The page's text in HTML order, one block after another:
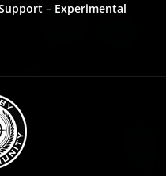
– Experimental